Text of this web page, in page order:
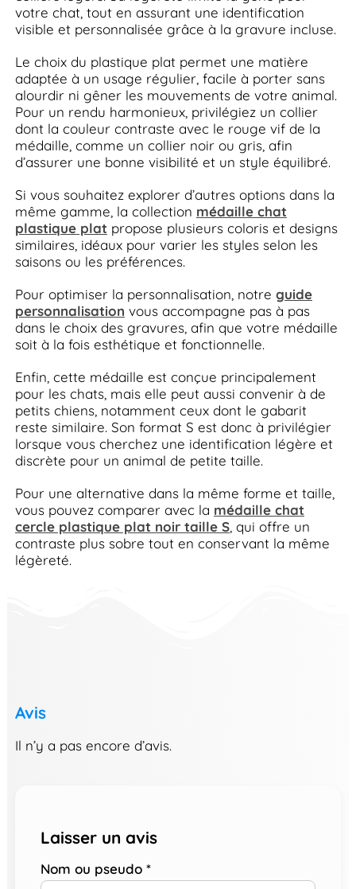
votre chat, tout en assurant une identification
visible et personnalisée grâce à la gravure incluse.
Le choix du plastique plat permet une matière
adaptée à un usage régulier, facile à porter sans
alourdir ni gêner les mouvements de votre animal.
Pour un rendu harmonieux, privilégiez un collier
dont la couleur contraste avec le rouge vif de la
médaille, comme un collier noir ou gris, afin
d’assurer une bonne visibilité et un style équilibré.
Si vous souhaitez explorer d’autres options dans la
même gamme, la collection médaille chat
plastique plat propose plusieurs coloris et designs
similaires, idéaux pour varier les styles selon les
saisons ou les préférences.
Pour optimiser la personnalisation, notre guide
personnalisation vous accompagne pas à pas
dans le choix des gravures, afin que votre médaille
soit à la fois esthétique et fonctionnelle.
Enfin, cette médaille est conçue principalement
pour les chats, mais elle peut aussi convenir à de
petits chiens, notamment ceux dont le gabarit
reste similaire. Son format S est donc à privilégier
lorsque vous cherchez une identification légère et
discrète pour un animal de petite taille.
Pour une alternative dans la même forme et taille,
vous pouvez comparer avec la médaille chat
cercle plastique plat noir taille S, qui offre un
contraste plus sobre tout en conservant la même
légèreté.
Avis
Il n’y a pas encore d’avis.
Laisser un avis
Nom ou pseudo *